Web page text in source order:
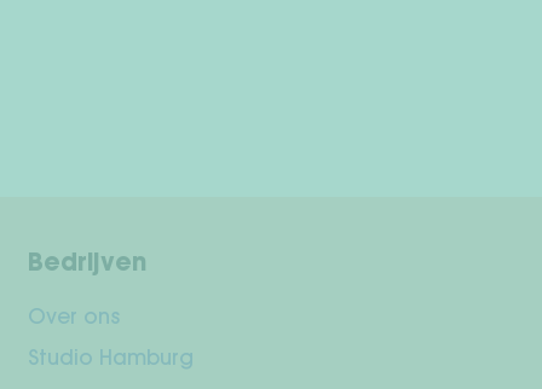
Bedrijven
Over ons
Studio Hamburg